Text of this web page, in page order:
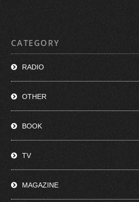
CATEGORY
RADIO
OTHER
BOOK
TV
MAGAZINE